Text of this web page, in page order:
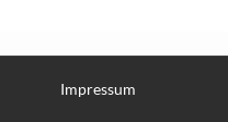
Impressum